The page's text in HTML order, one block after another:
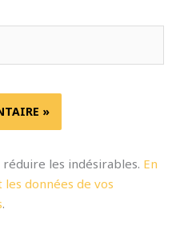
les indésirables. En
données de vos
.